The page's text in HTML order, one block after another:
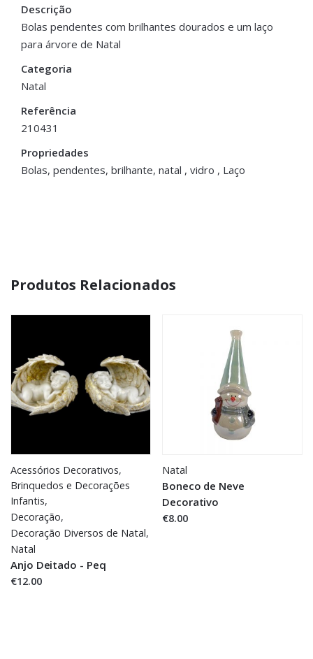
Descrição
Bolas pendentes com brilhantes dourados e um laço
para árvore de Natal
Categoria
Natal
Referência
210431
Propriedades
Bolas, pendentes, brilhante, natal , vidro , Laço
Dimensões 8 cm
Cor Dourado
Produtos Relacionados
Acessórios Decorativos,
Brinquedos e Decorações
Infantis,
Decoração,
Decoração Diversos de Natal,
Natal
Anjo Deitado - Peq
€12.00
Natal
Boneco de Neve
Decorativo
€8.00